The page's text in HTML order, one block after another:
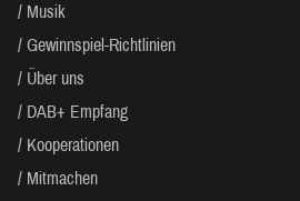
Musik
Gewinnspiel-Richtlinien
Über uns
DAB+ Empfang
Kooperationen
Mitmachen